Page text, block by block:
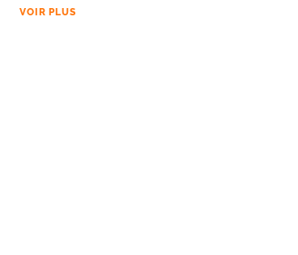
VOIR PLUS